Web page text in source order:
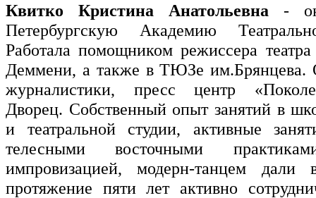
Квитко Кристина Анатольевна -
Петербургскую Академию
Работала помощником режиссера
Деммени, а также в ТЮЗе им.Брянцева.
журналистики, пресс центр
Дворец. Собственный опыт занятий в
и театральной студии, активные
телесными восточными
импровизацией, модерн-танцем дали
протяжение пяти лет активно